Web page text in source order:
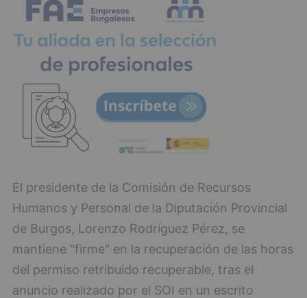
El presidente de la Comisión de Recursos
Humanos y Personal de la Diputación Provincial
de Burgos, Lorenzo Rodríguez Pérez, se
mantiene "firme" en la recuperación de las horas
del permiso retribuido recuperable, tras el
anuncio realizado por el SOI en un escrito